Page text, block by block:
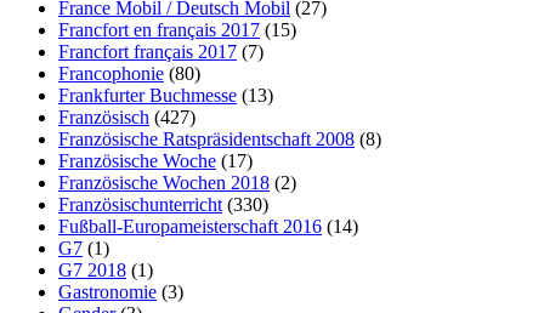
France Mobil / Deutsch Mobil (27)
Francfort en français 2017 (15)
Francfort français 2017 (7)
Francophonie (80)
Frankfurter Buchmesse (13)
Französisch (427)
Französische Ratspräsidentschaft 2008 (8)
Französische Woche (17)
Französische Wochen 2018 (2)
Französischunterricht (330)
Fußball-Europameisterschaft 2016 (14)
G7 (1)
G7 2018 (1)
Gastronomie (3)